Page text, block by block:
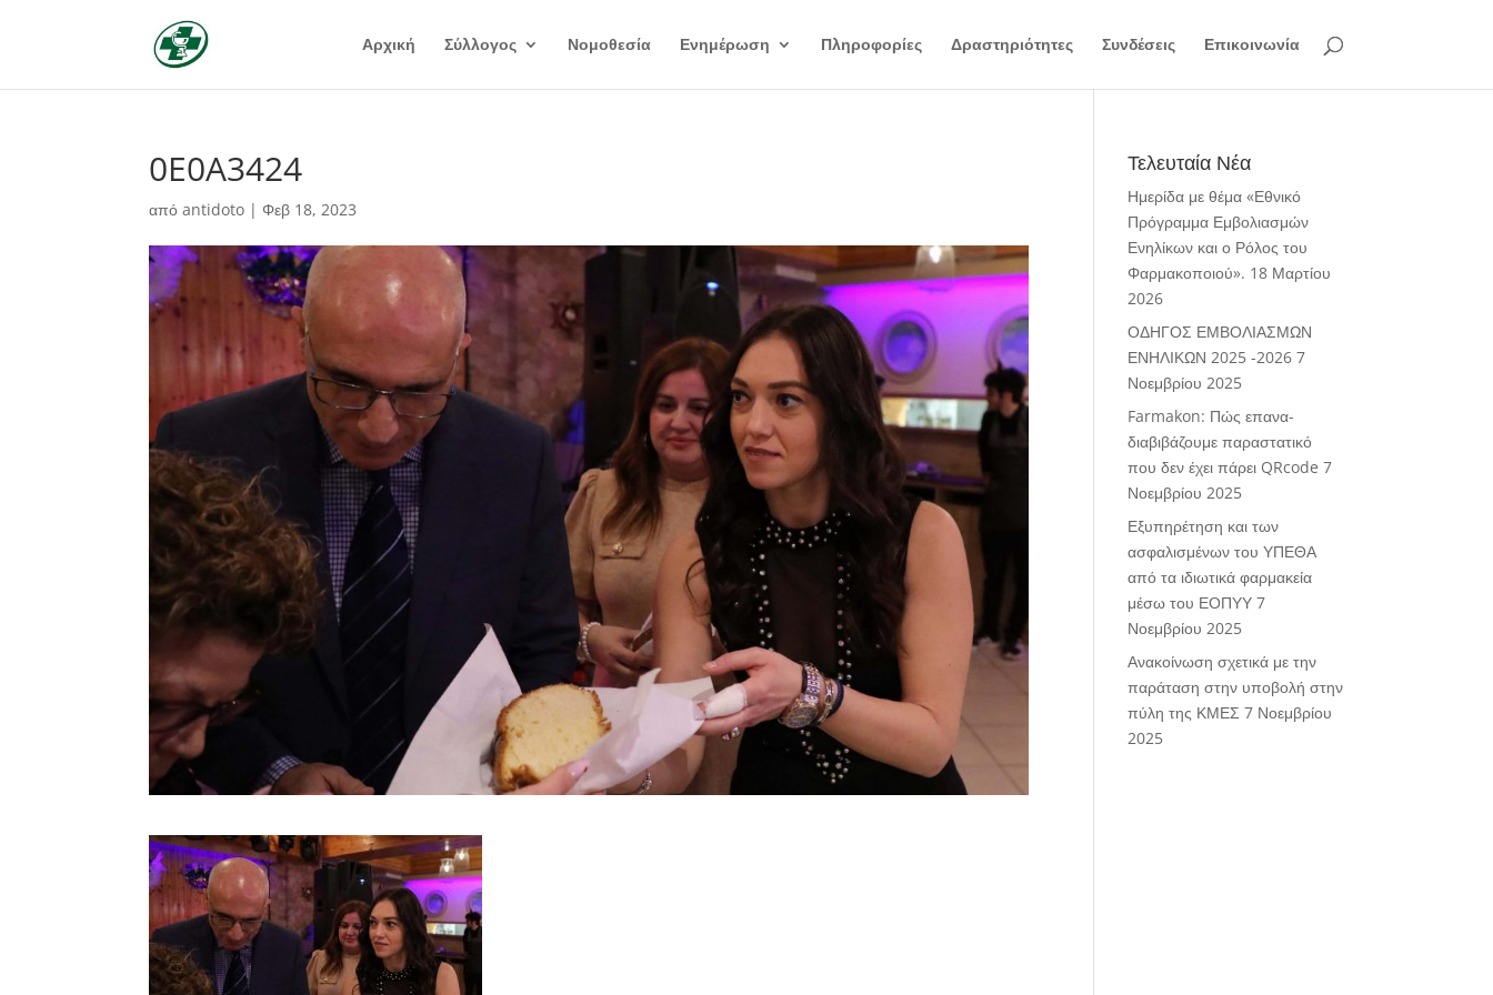
Αρχική Σύλλογος Νομοθεσία Ενημέρωση Πληροφορίες Δραστηριότητες Συνδέσεις Επικοινωνία
0E0A3424
απόantidoto |Φεβ 18, 2023
Τελευταία Νέα
Ημερίδα με θέμα «Εθνικό
Πρόγραμμα Εμβολιασμών
Ενηλίκων και ο Ρόλος του
Φαρμακοποιού». 18 Μαρτίου
2026
ΟΔΗΓΟΣ ΕΜΒΟΛΙΑΣΜΩΝ
ΕΝΗΛΙΚΩΝ 2025 -2026 7
Νοεμβρίου 2025
Farmakon: Πώς επανα-
διαβιβάζουμε παραστατικό
που δεν έχει πάρει QRcode 7
Νοεμβρίου 2025
Εξυπηρέτηση και των
ασφαλισμένων του ΥΠΕΘΑ
από τα ιδιωτικά φαρμακεία
μέσω του ΕΟΠΥΥ 7
Νοεμβρίου 2025
Ανακοίνωση σχετικά με την
παράταση στην υποβολή στην
πύλη της ΚΜΕΣ 7 Νοεμβρίου
2025